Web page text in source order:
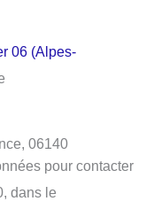
06 (Alpes-
06140
pour contacter
dans le